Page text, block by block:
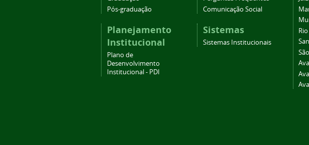
Pós-graduação
Planejamento
Institucional
Plano de
Desenvolvimento
Institucional - PDI
Comunicação Social
Sistemas
Sistemas Institucionais